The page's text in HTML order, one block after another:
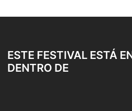
ESTE FESTIVAL ESTÁ
DENTRO DE